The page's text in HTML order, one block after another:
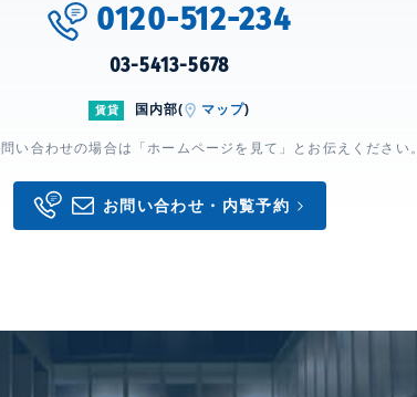
0120-512-234
03-5413-5678
賃貸 国内部( マップ)
い合わせの場合は「ホームページを見て」とお伝えください
お問い合わせ・内覧予約